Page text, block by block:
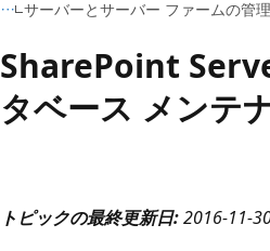
サーバーとサーバー ファームの管理
SharePoint
タベース メンテ
トピックの最終更新日:2016-11-